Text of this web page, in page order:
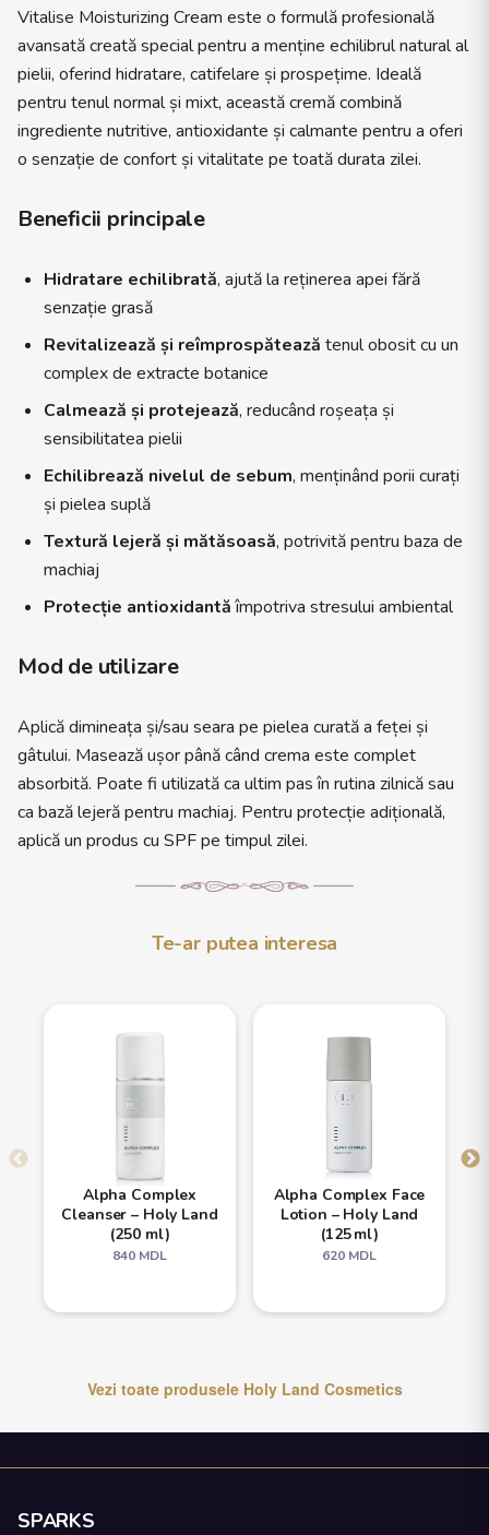
Vitalise Moisturizing Cream este o formulă profesională
avansată creată special pentru a menține echilibrul natural al
pielii, oferind hidratare, catifelare și prospețime. Ideală
pentru tenul normal și mixt, această cremă combină
ingrediente nutritive, antioxidante și calmante pentru a oferi
o senzație de confort și vitalitate pe toată durata zilei.
Beneficii principale
Hidratare echilibrată, ajută la reținerea apei fără
senzație grasă
Revitalizează și reîmprospătează tenul obosit cu un
complex de extracte botanice
Calmează și protejează, reducând roșeața și
sensibilitatea pielii
Echilibrează nivelul de sebum, menținând porii curați
și pielea suplă
Textură lejeră și mătăsoasă, potrivită pentru baza de
machiaj
Protecție antioxidantăîmpotriva stresului ambiental
Mod de utilizare
Aplică dimineața și/sau seara pe pielea curată a feței și
gâtului. Masează ușor până când crema este complet
absorbită. Poate fi utilizată ca ultim pas în rutina zilnică sau
ca bază lejeră pentru machiaj. Pentru protecție adițională,
aplică un produs cu SPF pe timpul zilei.
Te-ar putea interesa
Alpha Complex
Cleanser – Holy Land
(250 ml)
840 MDL
Alpha Complex Face
Lotion – Holy Land
(125 ml)
620 MDL
Vezi toate produsele Holy Land Cosmetics
SPARKS